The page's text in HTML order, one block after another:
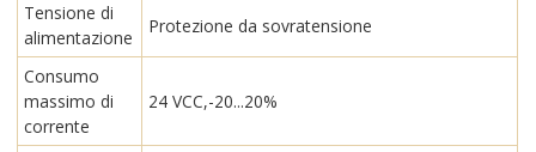
Tensione di
alimentazione
Protezione da sovratensione
Consumo
massimo di
corrente
24 VCC,-20...20%